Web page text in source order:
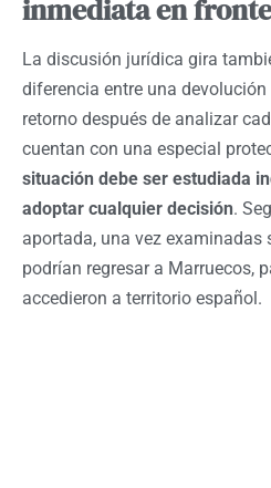
inmediata en
La discusión jurídica gira
diferencia entre una
retorno después de analizar
cuentan con una especial
situación debe ser estudiada
adoptar cualquier decisión.
aportada, una vez examinadas
podrían regresar a Marruecos,
accedieron a territorio español.